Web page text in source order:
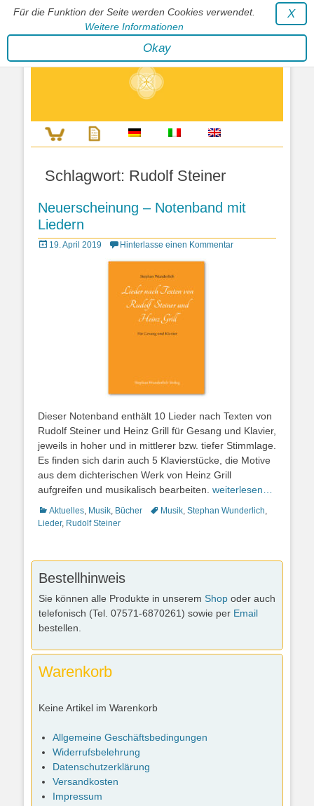
Für die Funktion der Seite werden Cookies verwendet.
Weitere Informationen
X
Okay
Stephan Wunderlich Verlag
Literatur zur Förderung der Gestaltfähigkeit des Lebens
Schlagwort: Rudolf Steiner
Neuerscheinung – Notenband mit
Liedern
Posted
19. April 2019 Hinterlasse einen Kommentar
Dieser Notenband enthält 10 Lieder nach Texten von
Rudolf Steiner und Heinz Grill für Gesang und Klavier,
jeweils in hoher und in mittlerer bzw. tiefer Stimmlage.
Es finden sich darin auch 5 Klavierstücke, die Motive
aus dem dichterischen Werk von Heinz Grill
aufgreifen und musikalisch bearbeiten. weiterlesen…
Kategorien
Aktuelles, Musik, Bücher Schlagworte
Musik, Stephan Wunderlich,
Lieder, Rudolf Steiner
Bestellhinweis
Sie können alle Produkte in unserem Shop oder auch
telefonisch (Tel. 07571-6870261) sowie per Email
bestellen.
Warenkorb
Keine Artikel im Warenkorb
Allgemeine Geschäftsbedingungen
Widerrufsbelehrung
Datenschutzerklärung
Versandkosten
Impressum